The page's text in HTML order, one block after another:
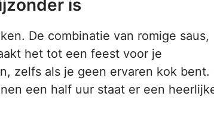
is
De combinatie van romige saus,
het tot een feest voor je
zelfs als je geen ervaren kok bent.
een half uur staat er een